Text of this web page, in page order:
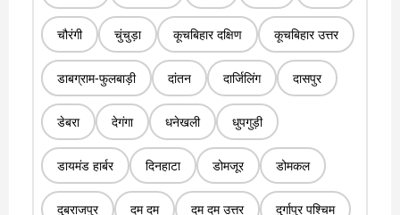
चौरंगी चुंचुड़ा कूचबिहार दक्षिण कूचबिहार उत्तर
डाबग्राम-फुलबाड़ी दांतन दार्जिलिंग दासपुर
डेबरा देगंगा धनेखली धुपगुड़ी
डायमंड हार्बर दिनहाटा डोमजूर डोमकल
दुबराजपुर दम दम दम दम उत्तर दुर्गापुर पश्चिम